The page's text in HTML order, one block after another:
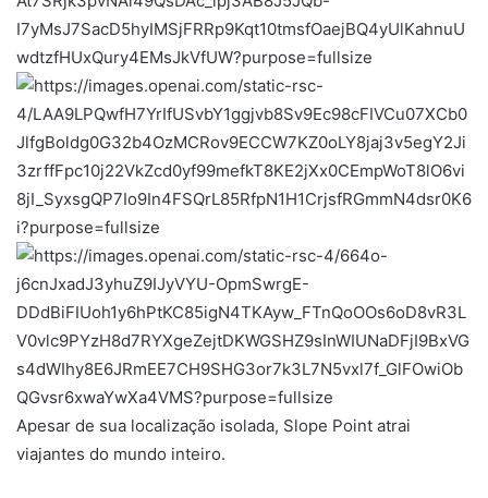
Apesar de sua localização isolada, Slope Point atrai
viajantes do mundo inteiro.